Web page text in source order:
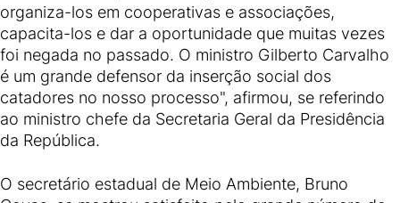
organiza-los em cooperativas e associações,
capacita-los e dar a oportunidade que muitas vezes
foi negada no passado. O ministro Gilberto Carvalho
é um grande defensor da inserção social dos
catadores no nosso processo", afirmou, se referindo
ao ministro chefe da Secretaria Geral da Presidência
da República.
O secretário estadual de Meio Ambiente, Bruno